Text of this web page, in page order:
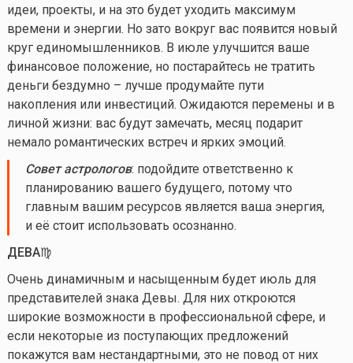
идеи, проекты, и на это будет уходить максимум
времени и энергии. Но зато вокруг вас появится новый
круг единомышленников. В июле улучшится ваше
финансовое положение, но постарайтесь не тратить
деньги бездумно – лучше продумайте пути
накопления или инвестиций. Ожидаются перемены и в
личной жизни: вас будут замечать, месяц подарит
немало романтических встреч и ярких эмоций.
Совет астрологов: подойдите ответственно к
планированию вашего будущего, потому что
главным вашим ресурсов является ваша энергия,
и её стоит использовать осознанно.
ДЕВА♍️
Очень динамичным и насыщенным будет июль для
представителей знака Девы. Для них откроются
широкие возможности в профессиональной сфере, и
если некоторые из поступающих предложений
покажутся вам нестандартными, это не повод от них